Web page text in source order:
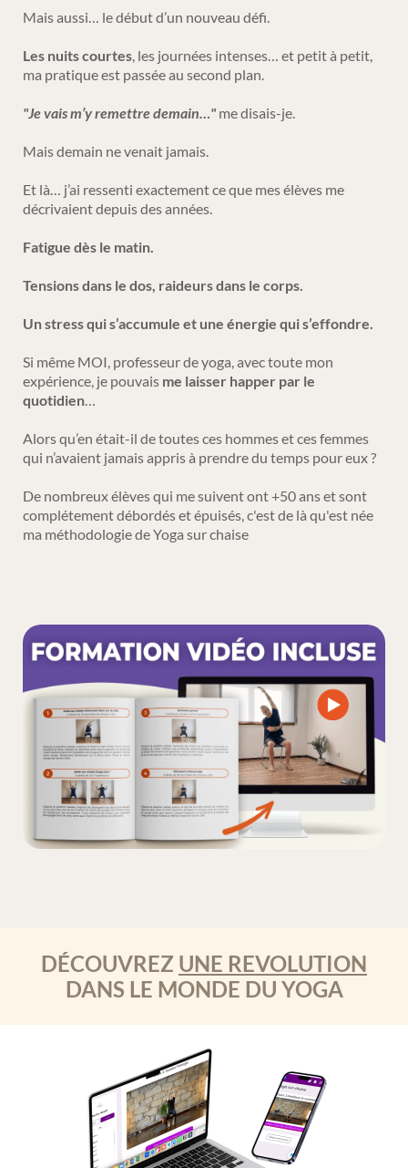
Mais aussi… le début d’un nouveau défi.
Les nuits courtes, les journées intenses… et petit à petit,
ma pratique est passée au second plan.
"Je vais m’y remettre demain…"me disais-je.
Mais demain ne venait jamais.
Et là… j’ai ressenti exactement ce que mes élèves me
décrivaient depuis des années.
Fatigue dès le matin.
Tensions dans le dos, raideurs dans le corps.
Un stress qui s’accumule et une énergie qui s’effondre.
Si même MOI, professeur de yoga, avec toute mon
expérience, je pouvais me laisser happer par le
quotidien…
Alors qu’en était-il de toutes ces hommes et ces femmes
qui n’avaient jamais appris à prendre du temps pour eux ?
De nombreux élèves qui me suivent ont +50 ans et sont
complétement débordés et épuisés, c'est de là qu'est née
ma méthodologie de Yoga sur chaise
DÉCOUVREZ UNE REVOLUTION
DANS LE MONDE DU YOGA